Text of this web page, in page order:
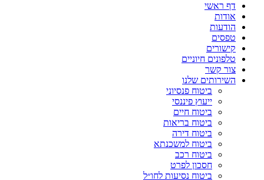
דף ראשי
אודות
הודעות
טפסים
קישורים
טלפונים חיוניים
צור קשר
השירותים שלנו
ביטוח פנסיוני
ייעוץ פיננסי
ביטוח חיים
ביטוח בריאות
ביטוח דירה
ביטוח למשכנתא
ביטוח רכב
חסכון לפרט
ביטוח נסיעות לחו״ל